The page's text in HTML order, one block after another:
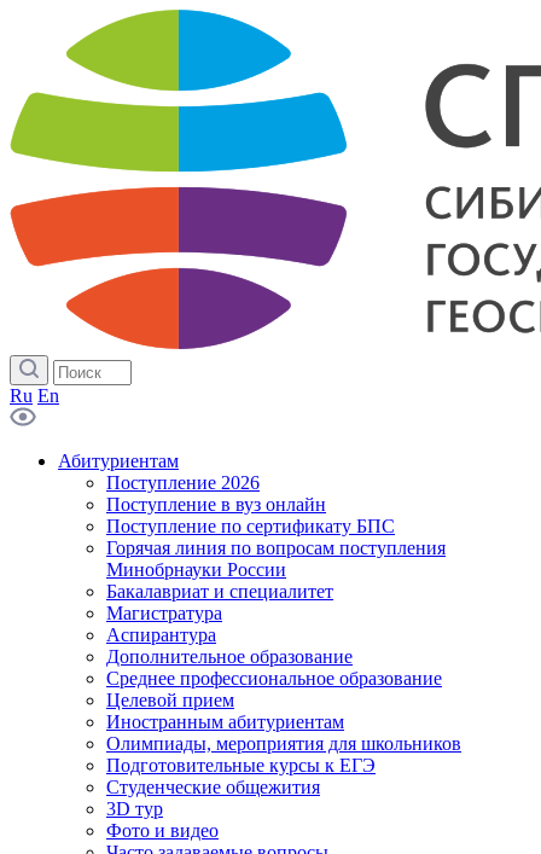
Ru En
Абитуриентам
Поступление 2026
Поступление в вуз онлайн
Поступление по сертификату БПС
Горячая линия по вопросам поступления
Минобрнауки России
Бакалавриат и специалитет
Магистратура
Аспирантура
Дополнительное образование
Среднее профессиональное образование
Целевой прием
Иностранным абитуриентам
Олимпиады, мероприятия для школьников
Подготовительные курсы к ЕГЭ
Студенческие общежития
3D тур
Фото и видео